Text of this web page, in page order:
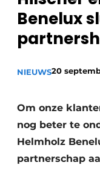
Privacy /
Vacature
Video’s
Benelux
NIEUWS20
Om onze
nog beter te
Helmholz
partnerschap